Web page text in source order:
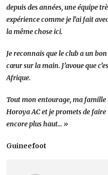
depuis des années, une équipe
expérience comme je l’ai fait
la même chose ici.
Je reconnais que le club a un
cœur sur la main. J’avoue que
Afrique.
Tout mon entourage, ma famille
Horoya AC et je promets de
encore plus haut… »
Guineefoot